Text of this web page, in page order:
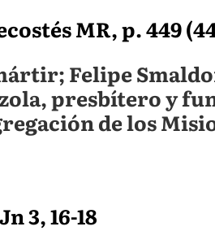
MR, p. 449
Felipe
presbítero y
de los
3, 16-18